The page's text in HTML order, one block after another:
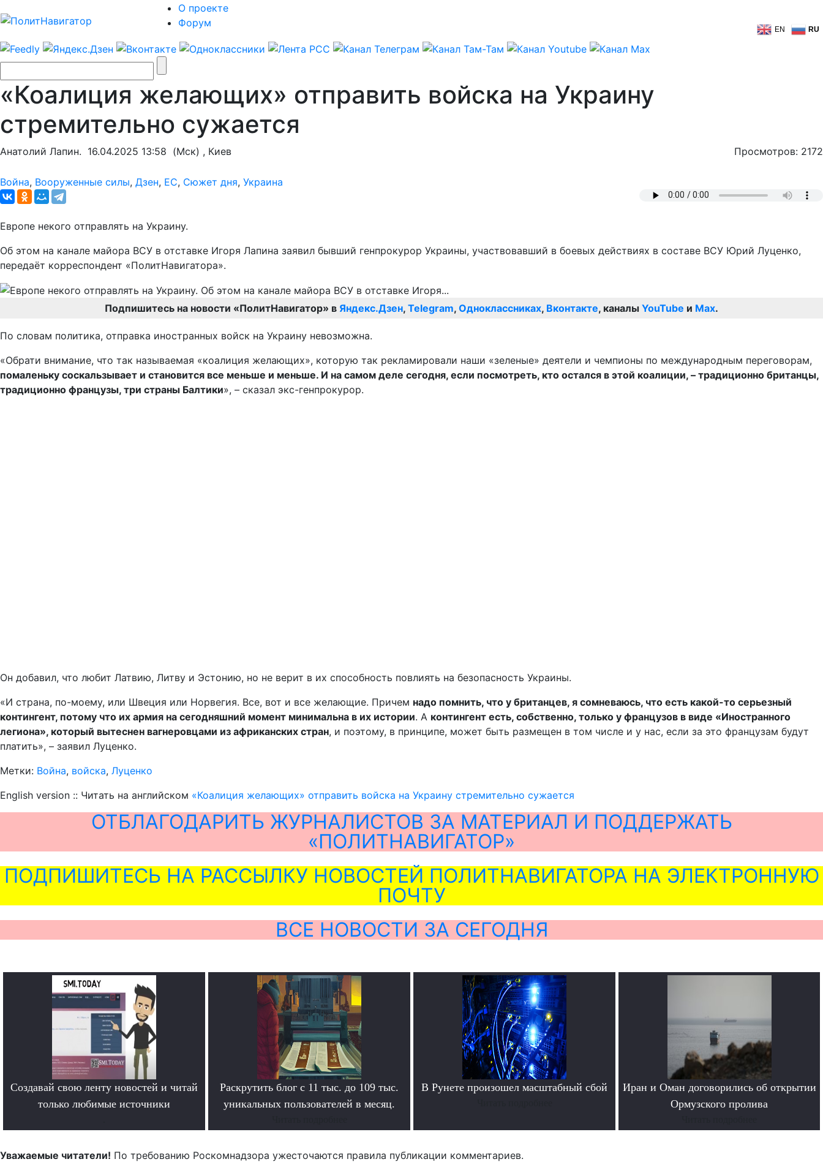
О проекте
Форум
EN RU
«Коалиция желающих» отправить войска на Украину
стремительно сужается
Анатолий Лапин. 16.04.2025 13:58 (Мск) , Киев Просмотров: 2172
Война, Вооруженные силы, Дзен, ЕС, Сюжет дня, Украина
Европе некого отправлять на Украину.
Об этом на канале майора ВСУ в отставке Игоря Лапина заявил бывший генпрокурор Украины, участвовавший в боевых действиях в составе ВСУ Юрий Луценко,
передаёт корреспондент «ПолитНавигатора».
Подпишитесь на новости «ПолитНавигатор» в Яндекс.Дзен, Telegram, Одноклассниках, Вконтакте, каналы YouTube и Max.
По словам политика, отправка иностранных войск на Украину невозможна.
«Обрати внимание, что так называемая «коалиция желающих», которую так рекламировали наши «зеленые» деятели и чемпионы по международным переговорам,
помаленьку соскальзывает и становится все меньше и меньше. И на самом деле сегодня, если посмотреть, кто остался в этой коалиции, – традиционно британцы,
традиционно французы, три страны Балтики», – сказал экс-генпрокурор.
Он добавил, что любит Латвию, Литву и Эстонию, но не верит в их способность повлиять на безопасность Украины.
«И страна, по-моему, или Швеция или Норвегия. Все, вот и все желающие. Причем надо помнить, что у британцев, я сомневаюсь, что есть какой-то серьезный
контингент, потому что их армия на сегодняшний момент минимальна в их истории. А контингент есть, собственно, только у французов в виде «Иностранного
легиона», который вытеснен вагнеровцами из африканских стран, и поэтому, в принципе, может быть размещен в том числе и у нас, если за это французам будут
платить», – заявил Луценко.
Метки: Война, войска, Луценко
English version :: Читать на английском «Коалиция желающих» отправить войска на Украину стремительно сужается
ОТБЛАГОДАРИТЬ ЖУРНАЛИСТОВ ЗА МАТЕРИАЛ И ПОДДЕРЖАТЬ
«ПОЛИТНАВИГАТОР»
ПОДПИШИТЕСЬ НА РАССЫЛКУ НОВОСТЕЙ ПОЛИТНАВИГАТОРА НА ЭЛЕКТРОННУЮ
ПОЧТУ
ВСЕ НОВОСТИ ЗА СЕГОДНЯ
Создавай свою ленту новостей и читай
только любимые источники
Раскрутить блог с 11 тыс. до 109 тыс.
уникальных пользователей в месяц.
В Рунете произошел масштабный сбой
Иран и Оман договорились об открытии
Ормузского пролива
Уважаемые читатели! По требованию Роскомнадзора ужесточаются правила публикации комментариев.